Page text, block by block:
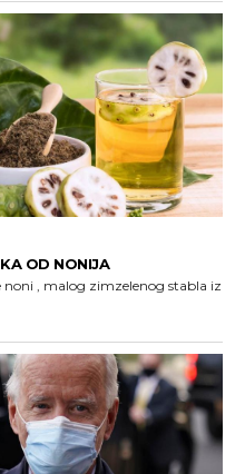
OD NONIJA
noni , malog zimzelenog stabla iz